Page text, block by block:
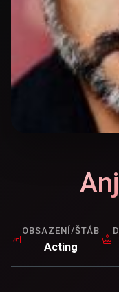
OBSAZENÍ/ŠTÁB
Acting